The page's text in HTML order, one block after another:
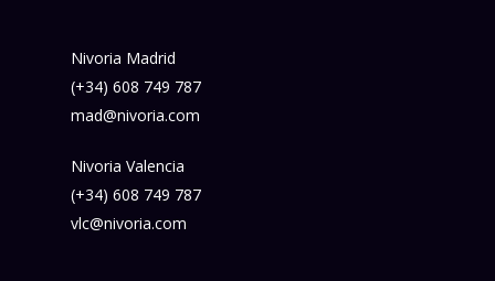
Nivoria Madrid
(+34) 608 749 787
mad@nivoria.com
Nivoria Valencia
(+34) 608 749 787
vlc@nivoria.com